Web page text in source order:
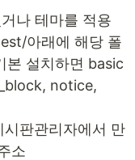
나 테마를 적용
아래에 해당 폴
본 설치하면 basic
notice,
판관리자에서 만
소